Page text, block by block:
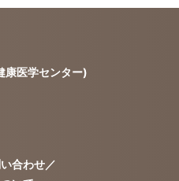
康医学センター)
合わせ／